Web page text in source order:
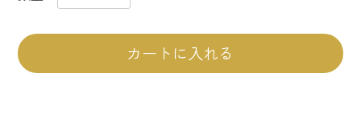
カートに入れる